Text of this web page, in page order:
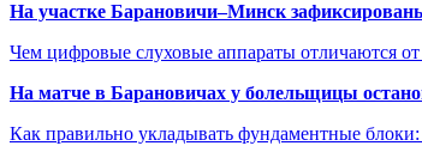
На участке Барановичи–Минск
Чем цифровые слуховые аппараты отличаются
На матче в Барановичах у болельщицы
Как правильно укладывать фундаментные